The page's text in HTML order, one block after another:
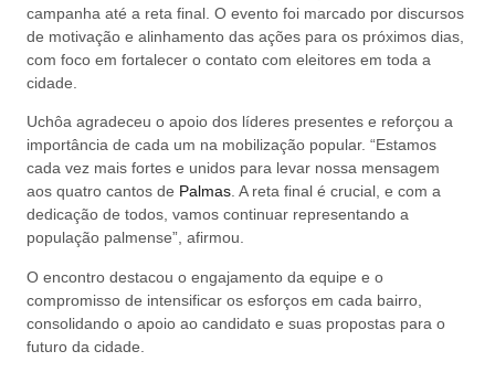
campanha até a reta final. O evento foi marcado por discursos
de motivação e alinhamento das ações para os próximos dias,
com foco em fortalecer o contato com eleitores em toda a
cidade.
Uchôa agradeceu o apoio dos líderes presentes e reforçou a
importância de cada um na mobilização popular. “Estamos
cada vez mais fortes e unidos para levar nossa mensagem
aos quatro cantos de Palmas. A reta final é crucial, e com a
dedicação de todos, vamos continuar representando a
população palmense”, afirmou.
O encontro destacou o engajamento da equipe e o
compromisso de intensificar os esforços em cada bairro,
consolidando o apoio ao candidato e suas propostas para o
futuro da cidade.